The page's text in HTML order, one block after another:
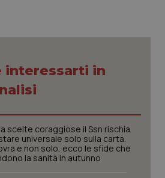
interessarti in
scelte coraggiose il Ssn rischia
universale solo sulla carta.
e non solo, ecco le sfide che
la sanità in autunno